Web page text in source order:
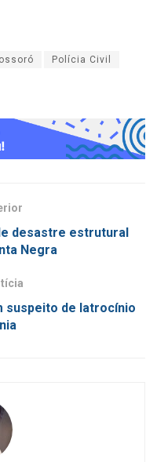
Polícia Civil
desastre estrutural
Negra
suspeito de latrocínio